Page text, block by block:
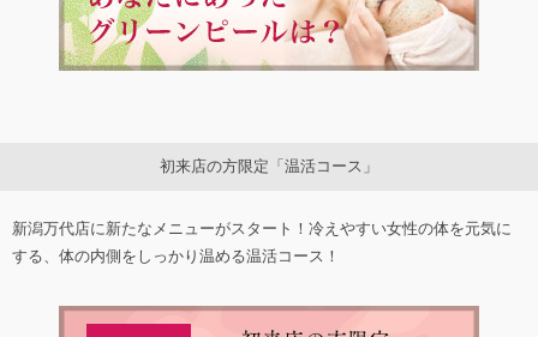
初来店の方限定「温活コース」
新潟万代店に新たなメニューがスタート！冷えやすい女性の体を元気に
する、体の内側をしっかり温める温活コース！